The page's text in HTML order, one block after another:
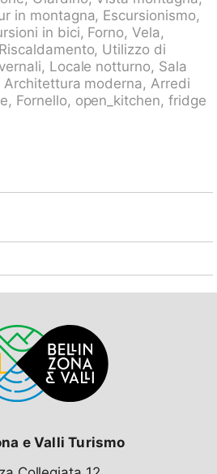
centralizzato,
Cambio biancheria (ulteriori
(ulteriori extra). Pulizia
(extra). Accesso fino
m, supermercato, ristorante,
800 m, noleggio biciclette 600
km, baia 550 m, stabilimento
See 500 m. Campo da
sciovia, piste da sci 500 m,
per bambini 500 m, pista per
200 m, pattinaggio 600 m,
Rinomate località sciistiche:
2 km, Rinerhorn 7 km.
500 m. Prego notare:
il carico e scarico
in montagna, Escursionismo,
in bici, Forno, Vela,
Utilizzo di
Locale notturno, Sala
moderna, Arredi
Fornello, open_kitchen, fridge
e Valli Turismo